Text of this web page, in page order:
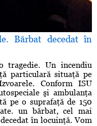
Bărbat decedat în
tragedie. Un incendiu
particulară situaţă pe
Conform ISU
şi ambulanţa
pe o suprafaţă de 150
un bărbat, cel mai
în locuinţă. Vom